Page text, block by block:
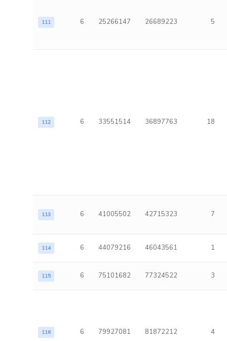
111 6 25266147 26689223 5
112 6 33551514 36897763 18
113 6 41005502 42715323 7
114 6 44079216 46043561 1
115 6 75101682 77324522 3
116 6 79927081 81872212 4